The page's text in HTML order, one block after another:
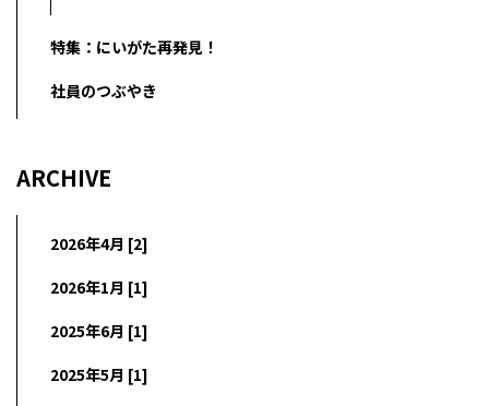
特集：にいがた再発見！
社員のつぶやき
ARCHIVE
2026年4月 [2]
2026年1月 [1]
2025年6月 [1]
2025年5月 [1]